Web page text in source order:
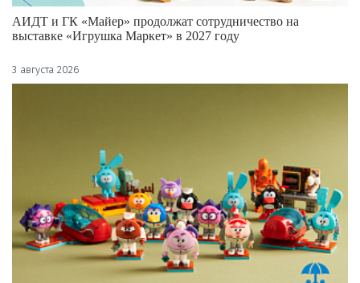
АИДТ и ГК «Майер» продолжат сотрудничество на
выставке «Игрушка Маркет» в 2027 году
3 августа 2026